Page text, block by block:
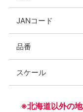
JANコード
品番
スケール
※北海道以外の